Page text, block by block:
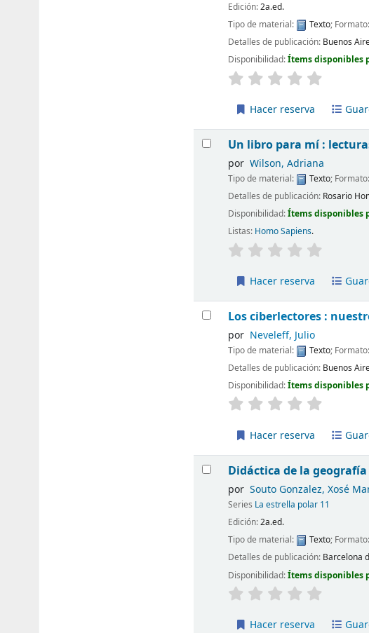
Edición:2a.ed.
Tipo de material:
Texto; Formato:
Detalles de publicación: Buenos
Disponibilidad:Ítems disponibles
Hacer reserva
Un libro para mí :
por Wilson, Adriana
Tipo de material: Texto; Formato:
Detalles de publicación: Rosario
Disponibilidad:Ítems disponibles
Listas: Homo Sapiens.
Hacer reserva
Los ciberlectores :
por Neveleff, Julio
Tipo de material: Texto; Formato:
Detalles de publicación: Buenos
Disponibilidad:Ítems disponibles
Hacer reserva
Didáctica de la
por Souto Gonzalez, Xosé
Series La estrella polar 11
Edición:2a.ed.
Tipo de material:
Texto; Formato:
Detalles de publicación: Barcelona
Disponibilidad:Ítems disponibles
Hacer reserva